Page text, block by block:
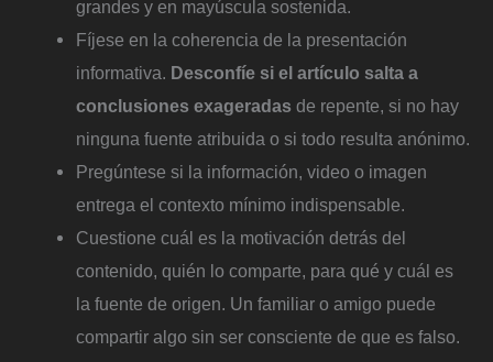
grandes y en mayúscula sostenida.
Fíjese en la coherencia de la presentación
informativa. Desconfíe si el artículo salta a
conclusiones exageradas de repente, si no hay
ninguna fuente atribuida o si todo resulta anónimo.
Pregúntese si la información, video o imagen
entrega el contexto mínimo indispensable.
Cuestione cuál es la motivación detrás del
contenido, quién lo comparte, para qué y cuál es
la fuente de origen. Un familiar o amigo puede
compartir algo sin ser consciente de que es falso.